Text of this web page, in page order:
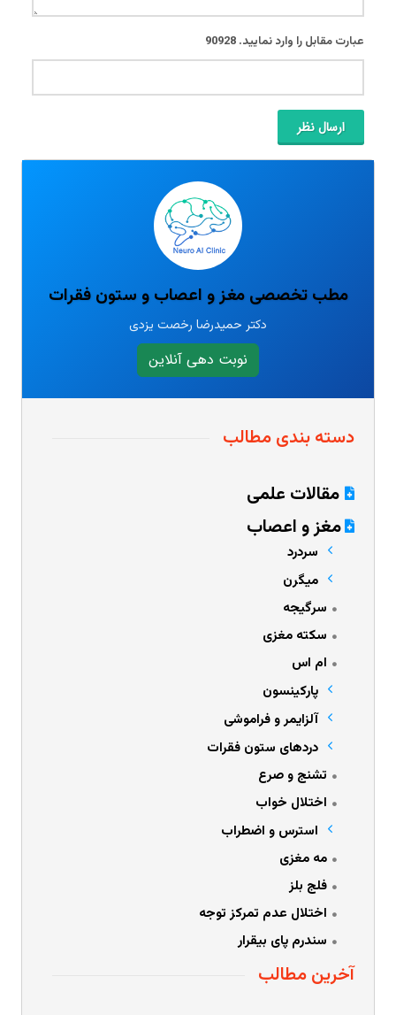
عبارت مقابل را وارد نمایید. 90928
ارسال نظر
مطب تخصصی مغز و اعصاب و ستون فقرات
دکتر حمیدرضا رخصت یزدی
نوبت دهی آنلاین
دسته بندی مطالب
مقالات علمی
مغز و اعصاب
سردرد
میگرن
سرگیجه
سکته مغزی
ام اس
پارکینسون
آلزایمر و فراموشی
دردهای ستون فقرات
تشنج و صرع
اختلال خواب
استرس و اضطراب
مه مغزی
فلج بلز
اختلال عدم تمرکز توجه
سندرم پای بیقرار
آخرین مطالب